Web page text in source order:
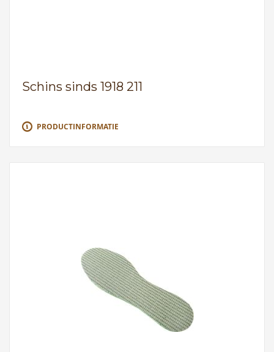
Schins sinds 1918 211
PRODUCTINFORMATIE